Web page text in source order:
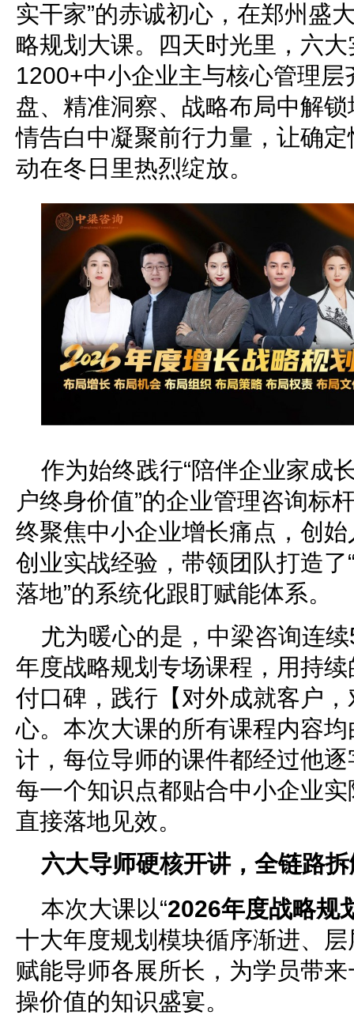
实干家”的赤诚初心，在郑州盛
略规划大课。四天时光里，六
1200+中小企业主与核心管理
盘、精准洞察、战略布局中解
情告白中凝聚前行力量，让确
动在冬日里热烈绽放。
作为始终践行“陪伴企业家成
户终身价值”的企业管理咨询标
终聚焦中小企业增长痛点，创
创业实战经验，带领团队打造
落地”的系统化跟盯赋能体系。
尤为暖心的是，中梁咨询连
年度战略规划专场课程，用持
付口碑，践行【对外成就客户
心。本次大课的所有课程内容
计，每位导师的课件都经过他
每一个知识点都贴合中小企业
直接落地见效。
六大导师硬核开讲，全链路
本次大课以“2026年度战略规
十大年度规划模块循序渐进、
赋能导师各展所长，为学员带
操价值的知识盛宴。